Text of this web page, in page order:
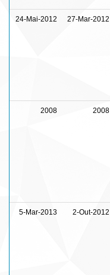
24-Mai-2012 27-Mar-2012
2008 2008
5-Mar-2013 2-Out-2012